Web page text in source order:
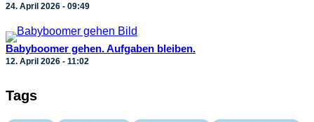
24. April 2026 - 09:49
Babyboomer gehen. Aufgaben bleiben.
12. April 2026 - 11:02
Tags